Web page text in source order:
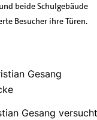
beide Schulgebäude
Besucher ihre Türen.
Gesang